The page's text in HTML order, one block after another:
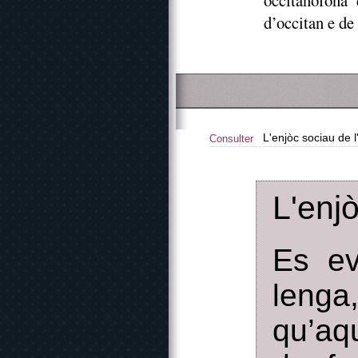
d’occitan e
Consulter L'enjòc sociau de
Es